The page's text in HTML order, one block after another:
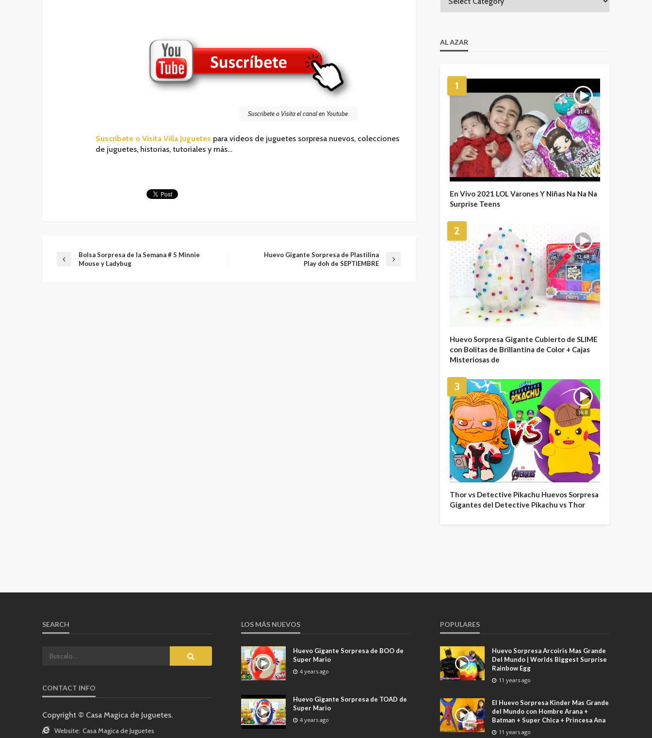
Suscribete o Visita el canal en Youtube
Suscribete o Visita Villa Juguetes para videos de juguetes sorpresa nuevos, colecciones
de juguetes, historias, tutoriales y más…
Bolsa Sorpresa de la Semana # 5 Minnie
Mouse y Ladybug
Huevo Gigante Sorpresa de Plastilina
Play doh de SEPTIEMBRE
AL AZAR
1
31:46
En Vivo 2021 LOL Varones Y Niñas Na Na Na
Surprise Teens
2
12:48
Huevo Sorpresa Gigante Cubierto de SLIME
con Bolitas de Brillantina de Color + Cajas
Misteriosas de
3
16:8
Thor vs Detective Pikachu Huevos Sorpresa
Gigantes del Detective Pikachu vs Thor
SEARCH
CONTACT INFO
Copyright © Casa Magica de Juguetes.
Website: Casa Magica de Juguetes
LOS MÁS NUEVOS
Huevo Gigante Sorpresa de BOO de
Super Mario
4 years ago
Huevo Gigante Sorpresa de TOAD de
Super Mario
4 years ago
POPULARES
Huevo Sorpresa Arcoiris Mas Grande
Del Mundo | Worlds Biggest Surprise
Rainbow Egg
11 years ago
El Huevo Sorpresa Kinder Mas Grande
del Mundo con Hombre Arana +
Batman + Super Chica + Princesa Ana
11 years ago